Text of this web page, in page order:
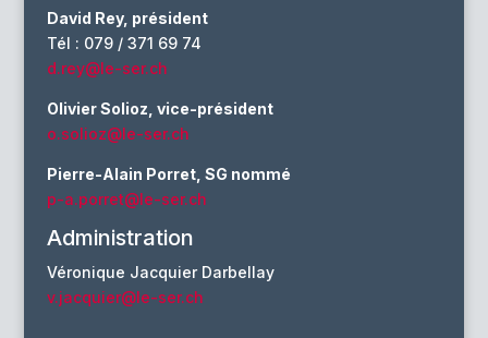
David Rey, président
Tél : 079 / 371 69 74
d.rey@le-ser.ch
Olivier Solioz, vice-président
o.solioz@le-ser.ch
Pierre-Alain Porret, SG nommé
p-a.porret@le-ser.ch
Administration
Véronique Jacquier Darbellay
v.jacquier@le-ser.ch